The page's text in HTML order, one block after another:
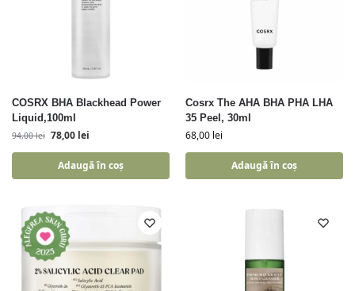
COSRX BHA Blackhead Power
Liquid,100ml
94,00lei 78,00 lei
Adaugă în coș
Cosrx The AHA BHA PHA LHA
35 Peel, 30ml
68,00 lei
Adaugă în coș